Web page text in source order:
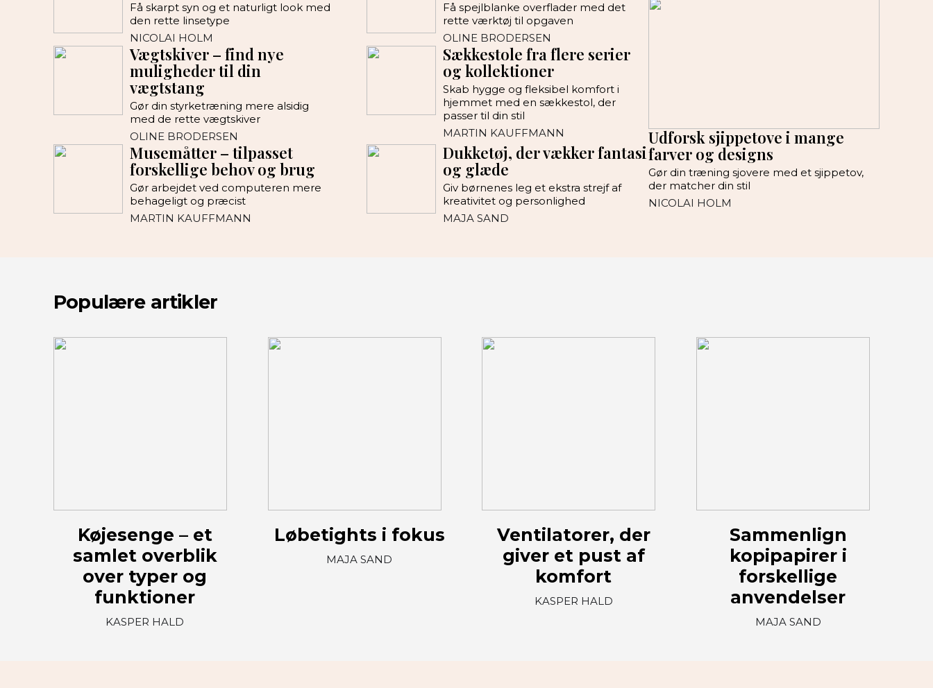
Få skarpt syn og et naturligt look med
den rette linsetype
NICOLAI HOLM
Få spejlblanke overflader med det
rette værktøj til opgaven
OLINE BRODERSEN
Vægtskiver – find nye
muligheder til din
vægtstang
Gør din styrketræning mere alsidig
med de rette vægtskiver
OLINE BRODERSEN
Sækkestole fra flere serier
og kollektioner
Skab hygge og fleksibel komfort i
hjemmet med en sækkestol, der
passer til din stil
MARTIN KAUFFMANN
Musemåtter – tilpasset
forskellige behov og brug
Gør arbejdet ved computeren mere
behageligt og præcist
MARTIN KAUFFMANN
Dukketøj, der vækker fantasi
og glæde
Giv børnenes leg et ekstra strejf af
kreativitet og personlighed
MAJA SAND
Udforsk sjippetove i mange
farver og designs
Gør din træning sjovere med et sjippetov,
der matcher din stil
NICOLAI HOLM
Populære artikler
Køjesenge – et
samlet overblik
over typer og
funktioner
KASPER HALD
Løbetights i fokus
MAJA SAND
Ventilatorer, der
giver et pust af
komfort
KASPER HALD
Sammenlign
kopipapirer i
forskellige
anvendelser
MAJA SAND